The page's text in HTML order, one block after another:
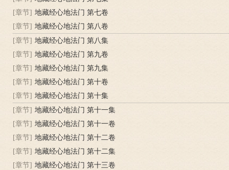
[章节] 地藏经心地法门 第七卷
[章节] 地藏经心地法门 第八卷
[章节] 地藏经心地法门 第八集
[章节] 地藏经心地法门 第九卷
[章节] 地藏经心地法门 第九集
[章节] 地藏经心地法门 第十卷
[章节] 地藏经心地法门 第十集
[章节] 地藏经心地法门 第十一集
[章节] 地藏经心地法门 第十一卷
[章节] 地藏经心地法门 第十二卷
[章节] 地藏经心地法门 第十二集
[章节] 地藏经心地法门 第十三卷